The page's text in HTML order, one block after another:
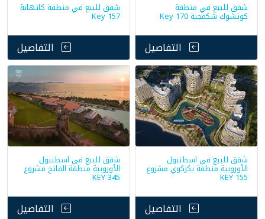
شقق للبيع في منطقة
كوتشوك شكمجية Key 170
التفاصيل
شقق للبيع في منطقة كاتهانة
Key 157
التفاصيل
شقق للبيع في اسطنبول
الأوروبية منطقة بكركوي مشروع
KEY 155
التفاصيل
شقق للبيع في اسطنبول
الأوروبية منطقة الفاتح مشروع
KEY 345
التفاصيل